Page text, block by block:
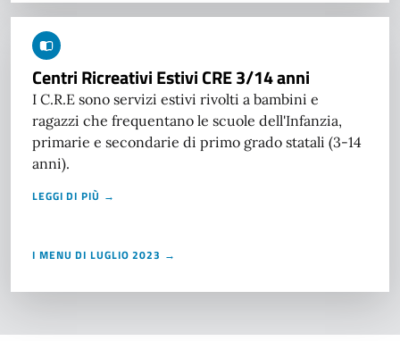
Centri Ricreativi Estivi CRE 3/14 anni
I C.R.E sono servizi estivi rivolti a bambini e
ragazzi che frequentano le scuole dell'Infanzia,
primarie e secondarie di primo grado statali (3-14
anni).
LEGGI DI PIÙ →
I MENU DI LUGLIO 2023 →